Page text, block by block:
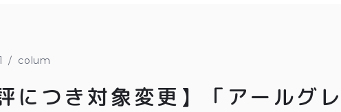
colum
につき対象変更】「アールグ